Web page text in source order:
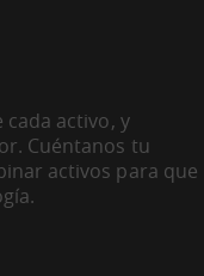
activo, y
Cuéntanos tu
activos para que